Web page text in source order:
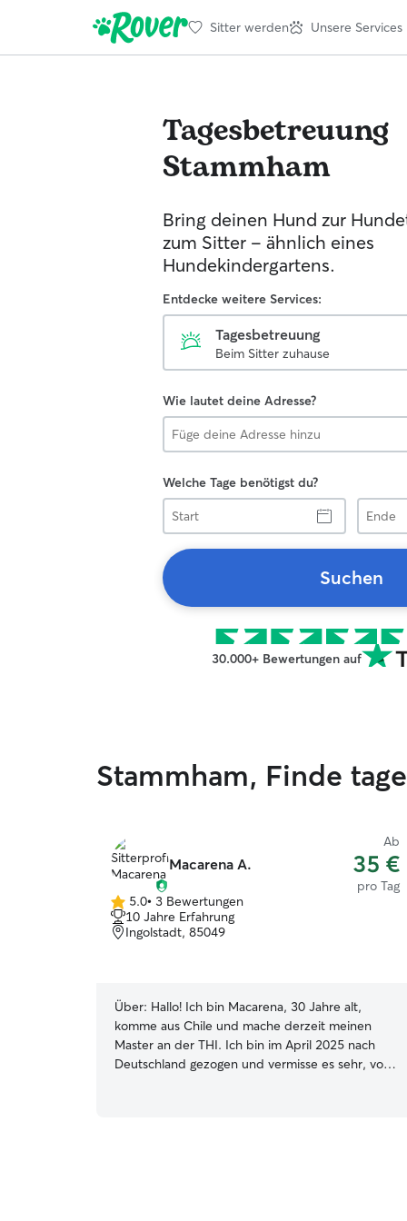
Sitter werden Unsere Services
Tagesbetreuung
Stammham
Bring deinen Hund zur
zum Sitter - ähnlich eines
Hundekindergartens.
Entdecke weitere Services:
Tagesbetreuung
Beim Sitter zuhause
Wie lautet deine Adresse?
Welche Tage benötigst du?
Start
Ende
Suchen
30.000+ Bewertungen auf
Stammham, Finde
Macarena A.
Ab
35 €
pro Tag
5.0
von
5
5.0• 3 Bewertungen
10 Jahre Erfahrung
Ingolstadt, 85049
Über: Hallo! Ich bin Macarena, 30 Jahre alt,
komme aus Chile und mache derzeit meinen
Master an der THI. Ich bin im April 2025 nach
Deutschland gezogen und vermisse es sehr, von